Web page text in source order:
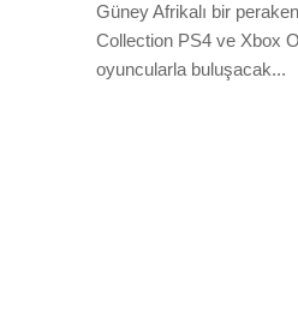
Güney Afrikalı bir
Collection PS4 ve Xbox
oyuncularla buluşacak...